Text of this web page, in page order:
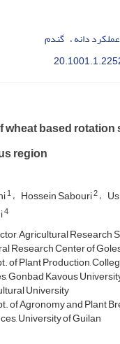
عملکرد دانه گندم
based rotation
region
1 Hossein Sabouri2
4
Agricultural Research
Research Center of
of Plant Production,
Gonbad Kavous
University
of Agronomy and Plant
University of Guilan